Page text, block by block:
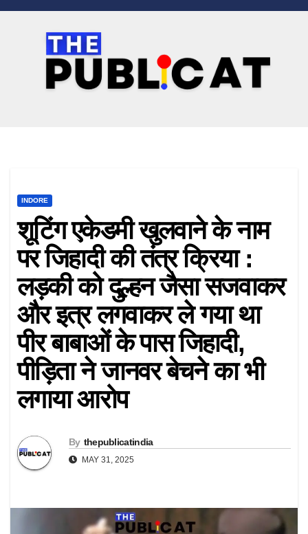
Skip
INDORE
शूटिंग एकेडमी खुलवाने के नाम
पर जिहादी की तंत्र क्रिया :
लड़की को दुल्हन जैसा सजवाकर
और इत्र लगवाकर ले गया था
पीर बाबाओं के पास जिहादी,
पीड़िता ने जानवर बेचने का भी
लगाया आरोप
By thepublicatindia
MAY 31, 2025